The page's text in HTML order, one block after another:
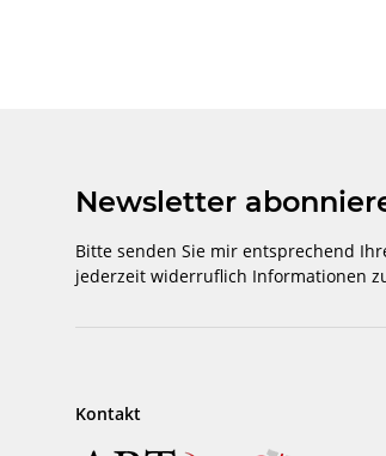
Newsletter
Bitte senden Sie mir entsprechend
jederzeit widerruflich Informationen
Kontakt